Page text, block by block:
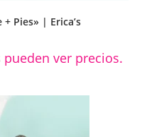
Pies» | Erica’s
pueden ver precios.